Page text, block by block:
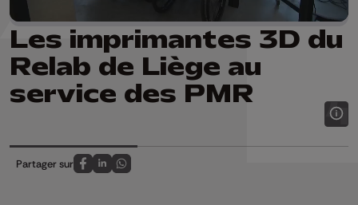
Les imprimantes 3D du
Relab de Liège au
service des PMR
Partager sur
Partagez sur FaceBook
Partagez sur LinkedIn
Partagez sur Whatsapp